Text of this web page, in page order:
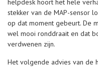
helpdesk hoort het hele
stekker van de MAP-sensor
op dat moment gebeurt. De
wel mooi ronddraait en dat
verdwenen zijn.
Het volgende advies van de